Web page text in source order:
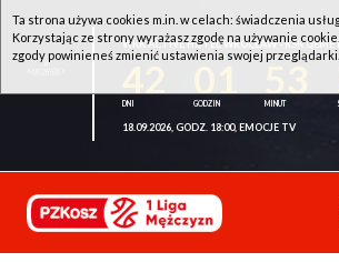
WKK ACTIVE HOTEL WROCŁAW - KSK
18.09.2026, GODZ. 18:00, EMOCJE TV
Ta strona używa cookies m.in. w celach: świadczenia
Korzystając ze strony wyrażasz zgodę na używanie
zgody powinieneś zmienić ustawienia swojej przeglądarki.